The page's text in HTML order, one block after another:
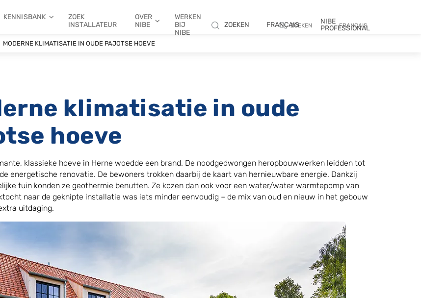
KENNISBANK
ZOEK
INSTALLATEUR
OVER
NIBE
WERKEN
BIJ
NIBE
ZOEKEN FRANÇAIS
NIBE
PROFESSIONAL
ZOEKEN FRANÇAIS
MODERNE KLIMATISATIE IN OUDE PAJOTSE HOEVE
klimatisatie in oude
hoeve
klassieke hoeve in Herne woedde een brand. De noodgedwongen heropbouwwerken leidden tot
energetische renovatie. De bewoners trokken daarbij de kaart van hernieuwbare energie. Dankzij
tuin konden ze geothermie benutten. Ze kozen dan ook voor een water/water warmtepomp van
naar de geknipte installatie was iets minder eenvoudig – de mix van oud en nieuw in het gebouw
uitdaging.